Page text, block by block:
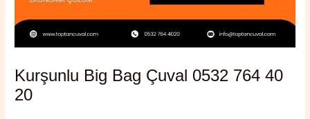
Kurşunlu Big Bag Çuval 0532 764 40
20